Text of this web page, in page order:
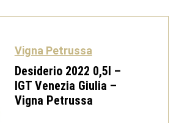
Vigna Petrussa
Desiderio 2022 0,5l –
IGT Venezia Giulia –
Vigna Petrussa